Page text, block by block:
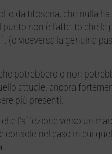
da tifoseria, che nulla ha
non è l’affetto che le
(o viceversa la genuina
potrebbero o non
attuale, ancora
più presenti.
l’affezione verso un
console nel caso in cui